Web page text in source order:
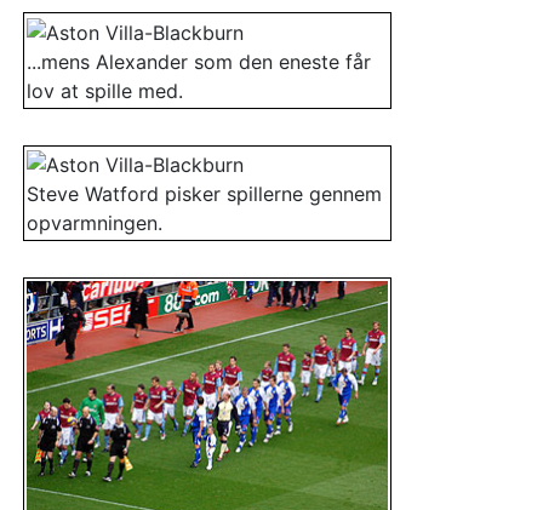
...mens Alexander som den eneste får
lov at spille med.
Steve Watford pisker spillerne gennem
opvarmningen.